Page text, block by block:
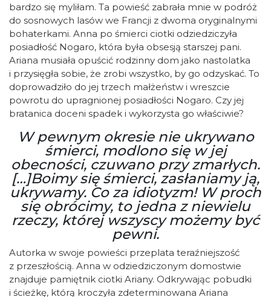
bardzo się myliłam. Ta powieść zabrała mnie w podróż
do sosnowych lasów we Francji z dwoma oryginalnymi
bohaterkami. Anna po śmierci ciotki odziedziczyła
posiadłość Nogaro, która była obsesją starszej pani.
Ariana musiała opuścić rodzinny dom jako nastolatka
i przysięgła sobie, że zrobi wszystko, by go odzyskać. To
doprowadziło do jej trzech małżeństw i wreszcie
powrotu do upragnionej posiadłości Nogaro. Czy jej
bratanica doceni spadek i wykorzysta go właściwie?
W pewnym okresie nie ukrywano
śmierci, modlono się w jej
obecności, czuwano przy zmarłych.
[…]Boimy się śmierci, zasłaniamy ją,
ukrywamy. Co za idiotyzm! W proch
się obrócimy, to jedna z niewielu
rzeczy, której wszyscy możemy być
pewni.
Autorka w swoje powieści przeplata teraźniejszość
z przeszłością. Anna w odziedziczonym domostwie
znajduje pamiętnik ciotki Ariany. Odkrywając pobudki
i ścieżkę, którą kroczyła zdeterminowana Ariana